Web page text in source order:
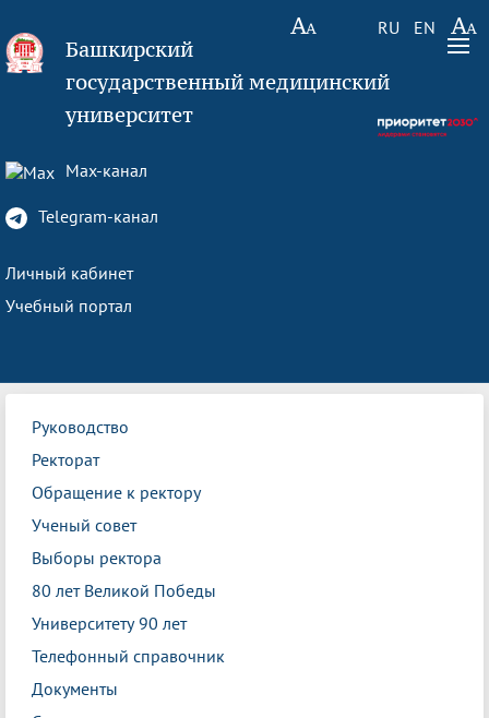
RU EN
Башкирский
государственный медицинский
университет
Max-канал
Telegram-канал
Личный кабинет
Учебный портал
Руководство
Ректорат
Обращение к ректору
Ученый совет
Выборы ректора
80 лет Великой Победы
Университету 90 лет
Телефонный справочник
Документы